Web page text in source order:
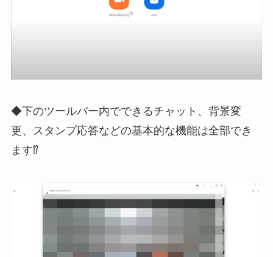
◆下のツールバー内でできるチャット、背景変
更、スタンプ応答などの基本的な機能は全部でき
ます⁉